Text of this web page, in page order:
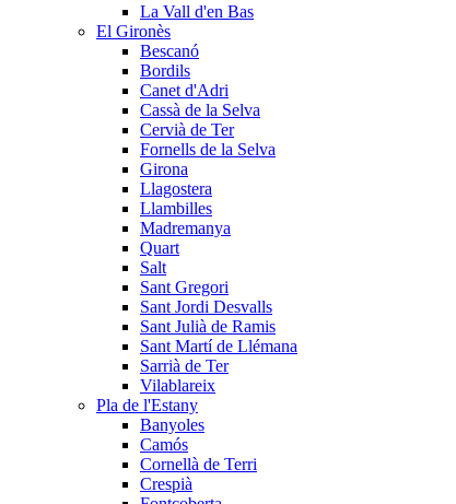
La Vall d'en Bas
El Gironès
Bescanó
Bordils
Canet d'Adri
Cassà de la Selva
Cervià de Ter
Fornells de la Selva
Girona
Llagostera
Llambilles
Madremanya
Quart
Salt
Sant Gregori
Sant Jordi Desvalls
Sant Julià de Ramis
Sant Martí de Llémana
Sarrià de Ter
Vilablareix
Pla de l'Estany
Banyoles
Camós
Cornellà de Terri
Crespià